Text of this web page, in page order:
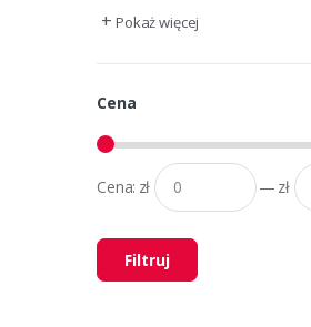
+ Pokaż więcej
Cena
Cena: zł — zł
Filtruj